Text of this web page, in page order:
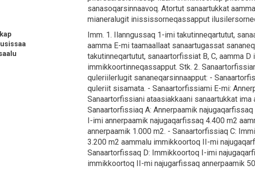
sanasoqarsinnaavoq. Atortut sanaartukkat
mianeralugit inississorneqassapput
Imm. 1. Ilanngussaq 1-imi takutinneqartutut,
aamma E-mi taamaallaat sanaartugassat
takutinneqartutut, sanaartorfissiat B, C, aamma
immikkoortinneqassapput. Stk. 2.
quleriilerlugit sananeqarsinnaapput: -
quleriit sisamata. - Sanaartorfissiami E-mi:
Sanaartorfissiani ataasiakkaani sanaartukkat
Sanaartorfissiaq A: Annerpaamik
I-imi annerpaamik najugaqarfissaq 4.400 m2
annerpaamik 1.000 m2. - Sanaartorfissiaq C:
3.200 m2 aammalu immikkoortoq II-mi
Sanaartorfissaq D: Immikkoortoq I-imi
immikkoortoq II-mi najugarfissaq annerpaamik